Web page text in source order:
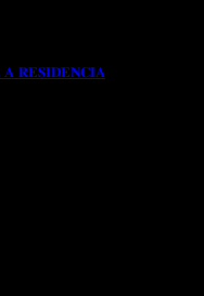
𝐑𝐄𝐒𝐈𝐃𝐄𝐍𝐂𝐈𝐀